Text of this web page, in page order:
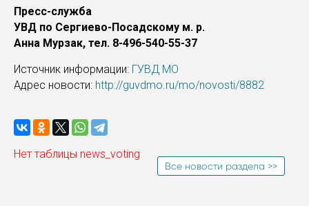
Пресс-служба
УВД по Сергиево-Посадскому м. р.
Анна Мурзак, тел. 8-496-540-55-37
Источник информации: ГУВД МО
Адрес новости: http://guvdmo.ru/mo/novosti/8882
Нет таблицы news_voting
Все новости раздела >>